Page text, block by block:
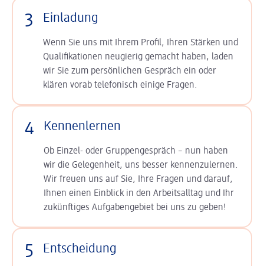
3 Einladung
Wenn Sie uns mit Ihrem Profil, Ihren Stärken und
Qualifikationen neugierig gemacht haben, laden
wir Sie zum persönlichen Gespräch ein oder
klären vorab telefonisch einige Fragen.
4 Kennenlernen
Ob Einzel- oder Gruppengespräch – nun haben
wir die Gelegenheit, uns besser kennenzulernen.
Wir freuen uns auf Sie, Ihre Fragen und darauf,
Ihnen einen Einblick in den Arbeitsalltag und Ihr
zukünftiges Aufgabengebiet bei uns zu geben!
5 Entscheidung